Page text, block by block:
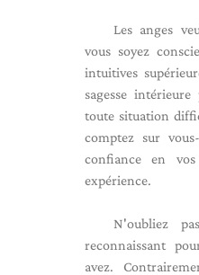
Les anges
vous soyez
intuitives
sagesse
toute situation
comptez sur
confiance en
expérience.
N'oubliez
reconnaissant
avez.